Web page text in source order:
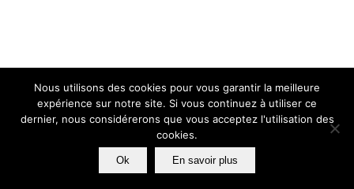
Nous utilisons des cookies pour vous garantir la meilleure
expérience sur notre site. Si vous continuez à utiliser ce
dernier, nous considérerons que vous acceptez l'utilisation des
cookies.
Ok En savoir plus